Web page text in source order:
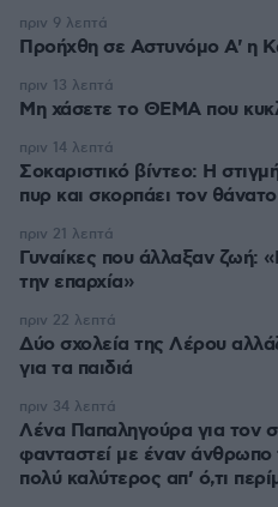
Προήχθη σε Αστυνόμο Α' η
πριν 9 λεπτά
Μη χάσετε το ΘΕΜΑ που
πριν 13 λεπτά
Σοκαριστικό βίντεο: Η
πυρ και σκορπάει τον
πριν 14 λεπτά
Γυναίκες που άλλαξαν ζωή:
την επαρχία»
πριν 21 λεπτά
Δύο σχολεία της Λέρου
για τα παιδιά
πριν 22 λεπτά
Λένα Παπαληγούρα για τον
φανταστεί με έναν άνθρωπο
πολύ καλύτερος απ’ ό,τι
πριν 34 λεπτά